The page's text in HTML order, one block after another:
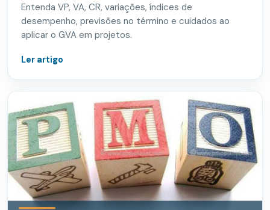
Entenda VP, VA, CR, variações, índices de
desempenho, previsões no término e cuidados ao
aplicar o GVA em projetos.
Ler artigo